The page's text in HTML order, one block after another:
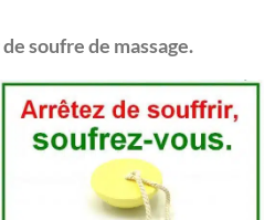
soufre de massage.